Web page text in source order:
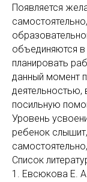
Появляется
объединяются в
планировать
данный момент
посильную
Уровень
ребенок
Список
1. Евсюкова Е.